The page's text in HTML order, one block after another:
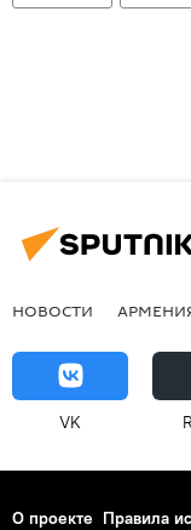
НОВОСТИ
VK
О проекте Правила